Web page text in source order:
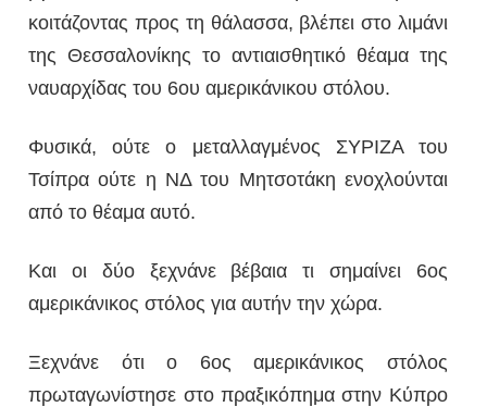
κοιτάζοντας προς τη θάλασσα, βλέπει στο λιμάνι
της Θεσσαλονίκης το αντιαισθητικό θέαμα της
ναυαρχίδας του 6ου αμερικάνικου στόλου.
Φυσικά, ούτε ο μεταλλαγμένος ΣΥΡΙΖΑ του
Τσίπρα ούτε η ΝΔ του Μητσοτάκη ενοχλούνται
από το θέαμα αυτό.
Και οι δύο ξεχνάνε βέβαια τι σημαίνει 6ος
αμερικάνικος στόλος για αυτήν την χώρα.
Ξεχνάνε ότι ο 6ος αμερικάνικος στόλος
πρωταγωνίστησε στο πραξικόπημα στην Κύπρο